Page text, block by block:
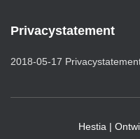
Privacystatement
2018-05-17
Hestia |